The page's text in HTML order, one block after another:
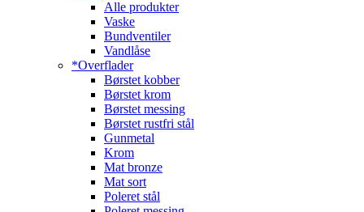
Alle produkter
Vaske
Bundventiler
Vandlåse
*Overflader
Børstet kobber
Børstet krom
Børstet messing
Børstet rustfri stål
Gunmetal
Krom
Mat bronze
Mat sort
Poleret stål